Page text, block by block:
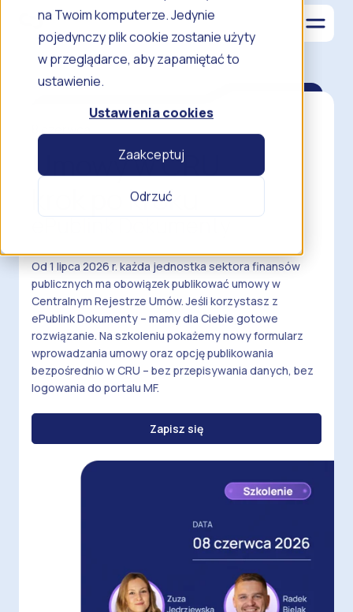
na Twoim komputerze. Jedynie
pojedynczy plik cookie zostanie użyty
w przeglądarce, aby zapamiętać to
ustawienie.
Ustawienia cookies
Zaakceptuj
Odrzuć
8 czerwca
Umowy w CRU
krok po kroku
ePublink Dokumenty
Od 1 lipca 2026 r. każda jednostka sektora finansów
publicznych ma obowiązek publikować umowy w
Centralnym Rejestrze Umów. Jeśli korzystasz z
ePublink Dokumenty – mamy dla Ciebie gotowe
rozwiązanie. Na szkoleniu pokażemy nowy formularz
wprowadzania umowy oraz opcję publikowania
bezpośrednio w CRU – bez przepisywania danych, bez
logowania do portalu MF.
Zapisz się